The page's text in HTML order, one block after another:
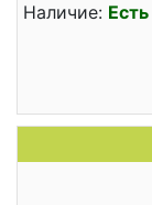
Наличие: Есть